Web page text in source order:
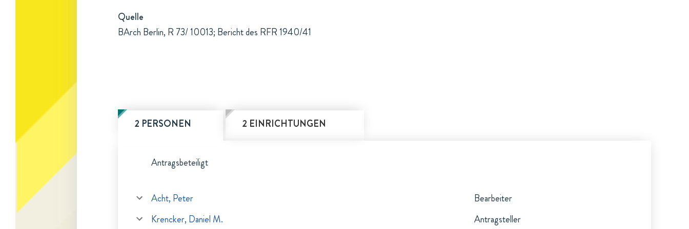
Quelle
BArch Berlin, R 73/ 10013; Bericht des RFR 1940/41
2 PERSONEN 2 EINRICHTUNGEN
Antragsbeteiligt
Acht, Peter
Bearbeiter
Krencker, Daniel M.
Antragsteller